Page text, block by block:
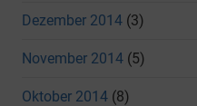
Dezember 2014 (3)
November 2014 (5)
Oktober 2014 (8)